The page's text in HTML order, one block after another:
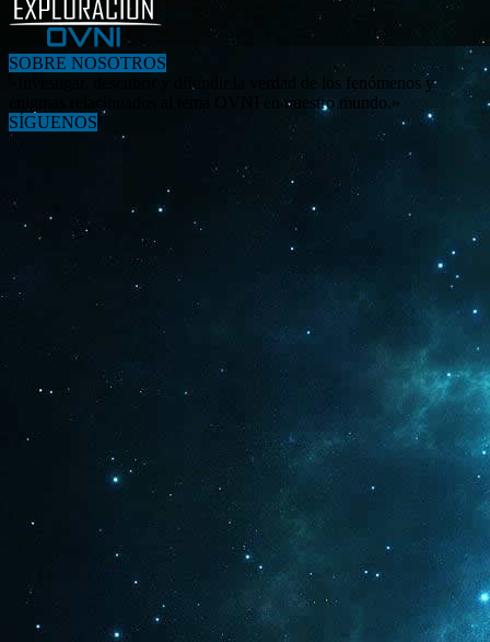
SOBRE NOSOTROS
«Investigar, descubrir y difundir la verdad de los fenómenos y
enigmas relacionados al tema OVNI en nuestro mundo.»
SÍGUENOS